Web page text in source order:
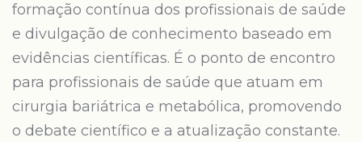
formação contínua dos profissionais de saúde
e divulgação de conhecimento baseado em
evidências científicas. É o ponto de encontro
para profissionais de saúde que atuam em
cirurgia bariátrica e metabólica, promovendo
o debate científico e a atualização constante.